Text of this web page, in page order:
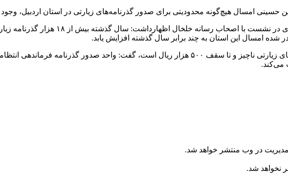
امسال هیچ‌گونه محدودیتی برای صدور گذرنامه‌های زیارتی در استان اردبیل، وجود
، سردار جواد تقوی در نشست با اصحاب
شده امسال این استان به چند برابر سال گذشته افزایش یابد.
فرمانده انتظامی استان اردبیل با بیان اینکه هزینه صدور گذرنامه‌های زیارتی ناچیز و تا سقف ۵۰۰ هزار
در وب منتشر خواهد شد.
نخواهد شد.